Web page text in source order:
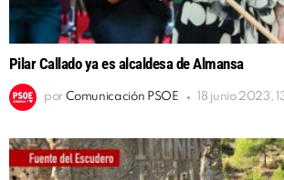
Pilar Callado ya es alcaldesa de Almansa
por Comunicación PSOE 18 junio 2023,